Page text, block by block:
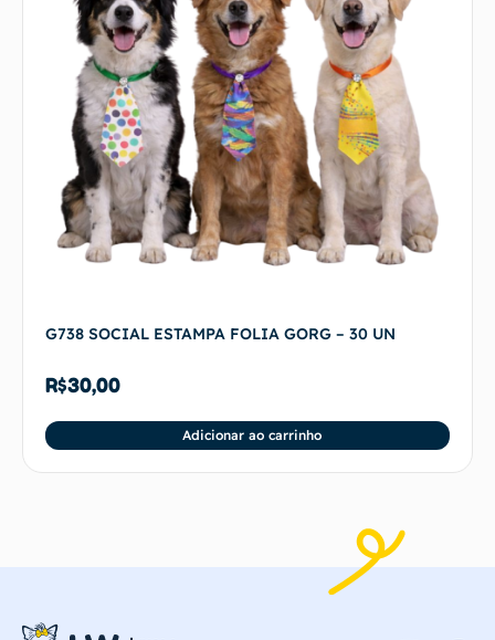
G738 SOCIAL ESTAMPA FOLIA GORG – 30 UN
R$30,00
Adicionar ao carrinho